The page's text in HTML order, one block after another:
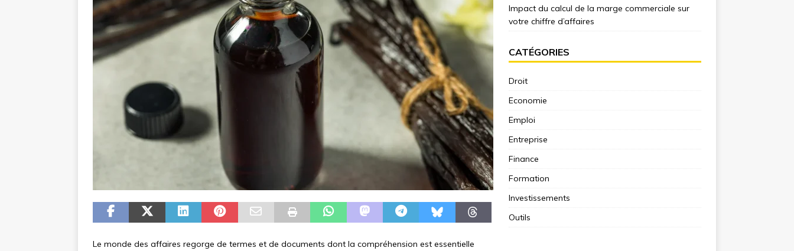
Le monde des affaires regorge de termes et de documents dont la compréhension est essentielle
Impact du calcul de la marge commerciale sur
votre chiffre d’affaires
CATÉGORIES
Droit
Economie
Emploi
Entreprise
Finance
Formation
Investissements
Outils